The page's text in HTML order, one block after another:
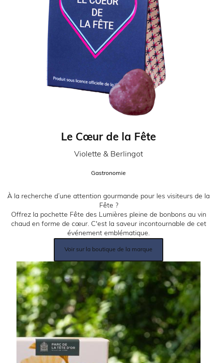
Le Cœur de la Fête
Violette & Berlingot
Gastronomie
Description:
À la recherche d’une attention gourmande pour les visiteurs de la
Fête ?
Offrez la pochette Fête des Lumières pleine de bonbons au vin
chaud en forme de cœur. C'est la saveur incontournable de cet
événement emblématique.
Voir sur la boutique de la marque
Image: